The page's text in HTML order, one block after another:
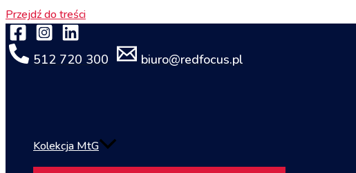
Przejdź do treści
512 720 300 biuro@redfocus.pl
Kolekcja MtG